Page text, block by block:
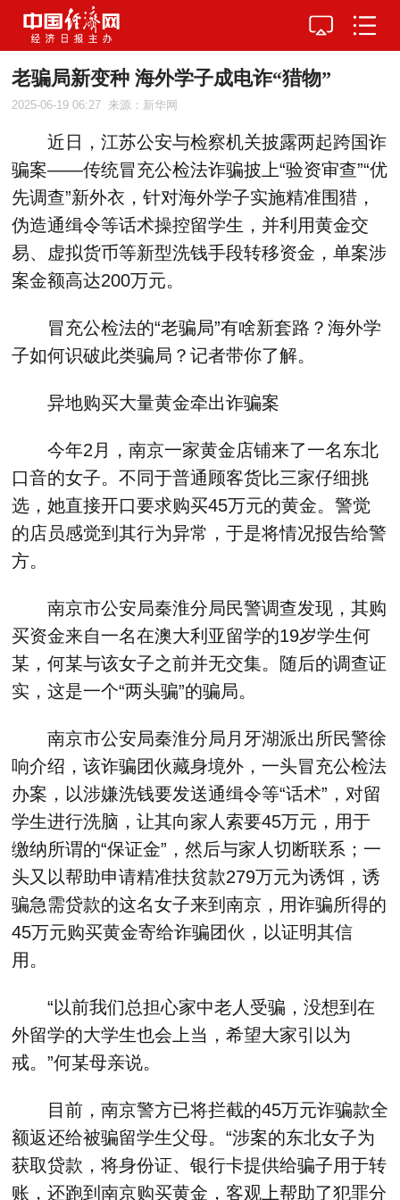
老骗局新变种 海外学子成电诈“猎物”
2025-06-19 06:27 来源：新华网
近日，江苏公安与检察机关披露两起跨国诈
骗案——传统冒充公检法诈骗披上“验资审查”“优
先调查”新外衣，针对海外学子实施精准围猎，
伪造通缉令等话术操控留学生，并利用黄金交
易、虚拟货币等新型洗钱手段转移资金，单案涉
案金额高达200万元。
冒充公检法的“老骗局”有啥新套路？海外学
子如何识破此类骗局？记者带你了解。
异地购买大量黄金牵出诈骗案
今年2月，南京一家黄金店铺来了一名东北
口音的女子。不同于普通顾客货比三家仔细挑
选，她直接开口要求购买45万元的黄金。警觉
的店员感觉到其行为异常，于是将情况报告给警
方。
南京市公安局秦淮分局民警调查发现，其购
买资金来自一名在澳大利亚留学的19岁学生何
某，何某与该女子之前并无交集。随后的调查证
实，这是一个“两头骗”的骗局。
南京市公安局秦淮分局月牙湖派出所民警徐
响介绍，该诈骗团伙藏身境外，一头冒充公检法
办案，以涉嫌洗钱要发送通缉令等“话术”，对留
学生进行洗脑，让其向家人索要45万元，用于
缴纳所谓的“保证金”，然后与家人切断联系；一
头又以帮助申请精准扶贫款279万元为诱饵，诱
骗急需贷款的这名女子来到南京，用诈骗所得的
45万元购买黄金寄给诈骗团伙，以证明其信
用。
“以前我们总担心家中老人受骗，没想到在
外留学的大学生也会上当，希望大家引以为
戒。”何某母亲说。
目前，南京警方已将拦截的45万元诈骗款全
额返还给被骗留学生父母。“涉案的东北女子为
获取贷款，将身份证、银行卡提供给骗子用于转
账，还跑到南京购买黄金，客观上帮助了犯罪分